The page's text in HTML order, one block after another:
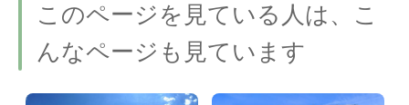
このページを見ている人は、こ
んなページも見ています